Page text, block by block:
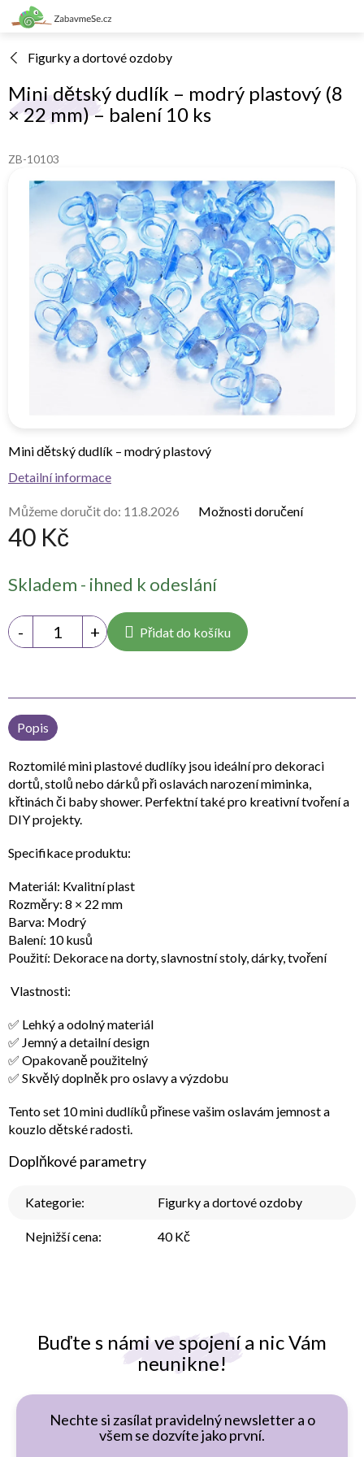
Přejít
na
Figurky a dortové ozdoby
Mini dětský dudlík – modrý plastový (8
× 22 mm) – balení 10 ks
ZB-10103
40 Kč
cena:
Skladem - ihned k odeslání
Můžeme doručit do: 11.8.2026 Možnosti doručení
Přidat do košíku
Mini dětský dudlík – modrý plastový
Detailní informace
Buďte s námi ve spojení a nic Vám
neunikne!
Nechte si zasílat pravidelný newsletter a o
všem se dozvíte jako první.
Popis
Roztomilé mini plastové dudlíky jsou ideální pro dekoraci
dortů, stolů nebo dárků při oslavách narození miminka,
křtinách či baby shower. Perfektní také pro kreativní tvoření a
DIY projekty.
Specifikace produktu:
Materiál: Kvalitní plast
Rozměry: 8 × 22 mm
Barva: Modrý
Balení: 10 kusů
Použití: Dekorace na dorty, slavnostní stoly, dárky, tvoření
Vlastnosti:
✅ Lehký a odolný materiál
✅ Jemný a detailní design
✅ Opakovaně použitelný
✅ Skvělý doplněk pro oslavy a výzdobu
Tento set 10 mini dudlíků přinese vašim oslavám jemnost a
kouzlo dětské radosti.
Doplňkové parametry
Kategorie: Figurky a dortové ozdoby
Nejnižší cena: 40 Kč